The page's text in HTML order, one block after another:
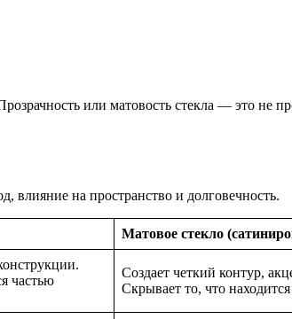
или матовость стекла — это не
влияние на пространство и долговечность.
Матовое стекло
частью
Создает четкий контур,
Скрывает то, что